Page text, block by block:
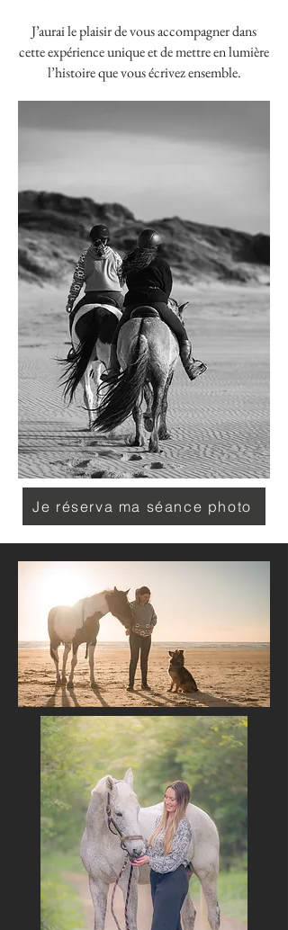
J’aurai le plaisir de vous accompagner dans
cette expérience unique et de mettre en lumière
l’histoire que vous écrivez ensemble.
Je réserva ma séance photo